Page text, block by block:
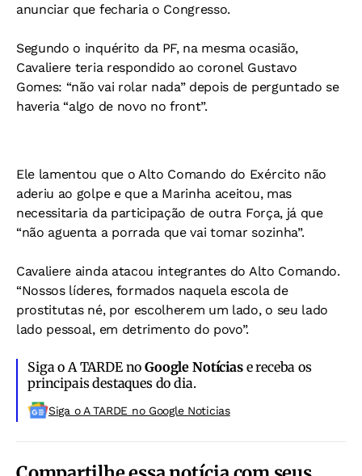
anunciar que fecharia o Congresso.
Segundo o inquérito da PF, na mesma ocasião,
Cavaliere teria respondido ao coronel Gustavo
Gomes: “não vai rolar nada” depois de perguntado se
haveria “algo de novo no front”.
Ele lamentou que o Alto Comando do Exército não
aderiu ao golpe e que a Marinha aceitou, mas
necessitaria da participação de outra Força, já que
“não aguenta a porrada que vai tomar sozinha”.
Cavaliere ainda atacou integrantes do Alto Comando.
“Nossos líderes, formados naquela escola de
prostitutas né, por escolherem um lado, o seu lado
lado pessoal, em detrimento do povo”.
Siga o A TARDE noGoogle Notíciase receba os
principais destaques do dia.
Siga o A TARDE no Google Noticias